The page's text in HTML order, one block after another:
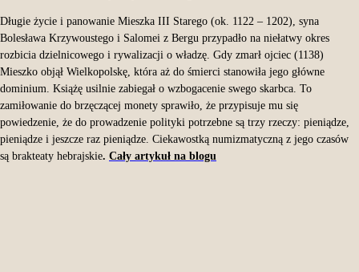
Długie życie i panowanie Mieszka III Starego (ok. 1122 – 1202), syna
Bolesława Krzywoustego i Salomei z Bergu przypadło na niełatwy okres
rozbicia dzielnicowego i rywalizacji o władzę. Gdy zmarł ojciec (1138)
Mieszko objął Wielkopolskę, która aż do śmierci stanowiła jego główne
dominium. Książę usilnie zabiegał o wzbogacenie swego skarbca. To
zamiłowanie do brzęczącej monety sprawiło, że przypisuje mu się
powiedzenie, że do prowadzenie polityki potrzebne są trzy rzeczy: pieniądze,
pieniądze i jeszcze raz pieniądze. Ciekawostką numizmatyczną z jego czasów
są brakteaty hebrajskie. Cały artykuł na blogu